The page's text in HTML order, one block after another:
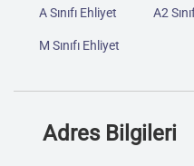
A Sınıfı Ehliyet A2
M Sınıfı Ehliyet
Adres Bilgileri